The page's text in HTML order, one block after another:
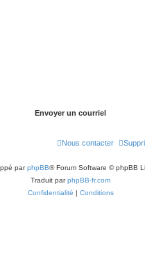
Nous contacter
parphpBB® Forum Software © phpBB
Traduit parphpBB-fr.com
Confidentialité | Conditions